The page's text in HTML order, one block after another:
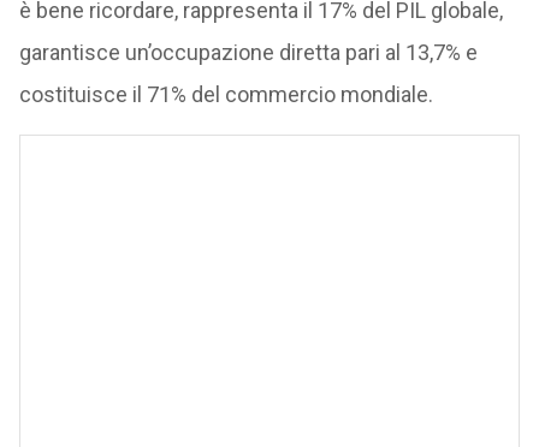
è bene ricordare, rappresenta il 17% del PIL globale,
garantisce un’occupazione diretta pari al 13,7% e
costituisce il 71% del commercio mondiale.